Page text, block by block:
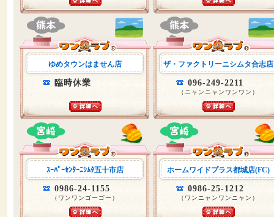
ゆめタウンはません店
臨時休業
ザ・ファクトリーニシムタ合志店
096-249-2211
（ニャンニャンワンワン）
ｽｰﾊﾟｰｾﾝﾀｰﾆｼﾑﾀ五十市店
0986-24-1155
（ワンワンゴーゴー）
ホームワイドプラス都城店(FC)
0986-25-1212
（ワンニャンワンニャン）